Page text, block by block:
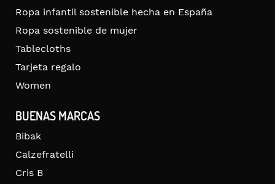
Ropa infantil sostenible hecha en España
Ropa sostenible de mujer
Tablecloths
Tarjeta regalo
Women
BUENAS MARCAS
Bibak
Calzefratelli
Cris B